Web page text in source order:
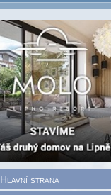
Hlavní strana